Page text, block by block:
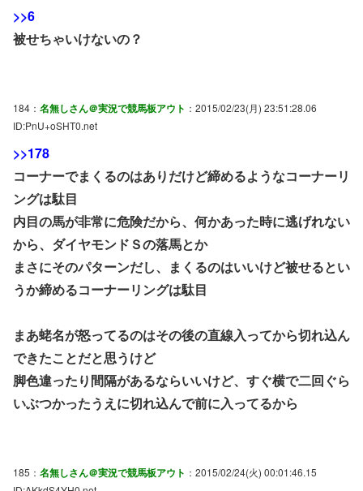
>>6
被せちゃいけないの？
184： 名無しさん＠実況で競馬板アウト ：2015/02/23(月) 23:51:28.06
ID:PnU+oSHT0.net
>>178
コーナーでまくるのはありだけど締めるようなコーナーリ
ングは駄目
内目の馬が非常に危険だから、何かあった時に逃げれない
から、ダイヤモンドＳの落馬とか
まさにそのパターンだし、まくるのはいいけど被せるとい
うか締めるコーナーリングは駄目
まあ蛯名が怒ってるのはその後の直線入ってから切れ込ん
できたことだと思うけど
脚色違ったり間隔があるならいいけど、すぐ横で二回ぐら
いぶつかったうえに切れ込んで前に入ってるから
185： 名無しさん＠実況で競馬板アウト ：2015/02/24(火) 00:01:46.15